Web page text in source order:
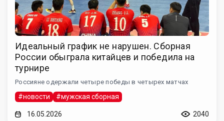
Идеальный график не нарушен. Сборная
России обыграла китайцев и победила на
турнире
Россияне одержали четыре победы в четырех матчах
#новости #мужская сборная
16.05.2026 2040